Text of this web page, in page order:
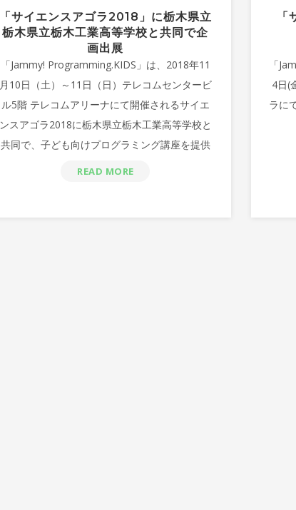
「サイエンスアゴラ2018」に栃木県立
栃木県立栃木工業高等学校と共同で企
画出展
「Jammy! Programming.KIDS」は、2018年11
月10日（土）～11日（日）テレコムセンタービ
ル5階 テレコムアリーナにて開催されるサイエ
ンスアゴラ2018に栃木県立栃木工業高等学校と
共同で、子ども向けプログラミング講座を提供
READ MORE
「
4日(
ラに